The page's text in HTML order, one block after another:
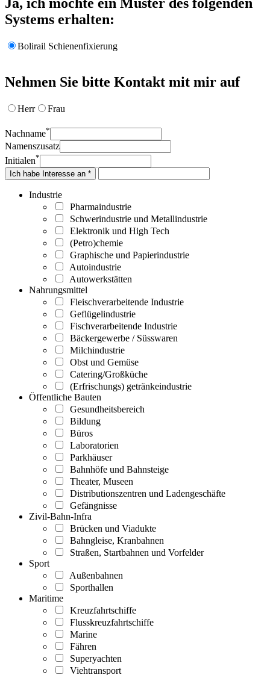
Systems erhalten:
Bolirail Schienenfixierung
Nehmen Sie bitte Kontakt mit mir auf
Herr Frau
Nachname*
Namenszusatz
Initialen*
Ich habe Interesse an *
Industrie
Pharmaindustrie
Schwerindustrie und Metallindustrie
Elektronik und High Tech
(Petro)chemie
Graphische und Papierindustrie
Autoindustrie
Autowerkstätten
Nahrungsmittel
Fleischverarbeitende Industrie
Geflügelindustrie
Fischverarbeitende Industrie
Bäckergewerbe / Süsswaren
Milchindustrie
Obst und Gemüse
Catering/Großküche
(Erfrischungs) getränkeindustrie
Öffentliche Bauten
Gesundheitsbereich
Bildung
Büros
Laboratorien
Parkhäuser
Bahnhöfe und Bahnsteige
Theater, Museen
Distributionszentren und Ladengeschäfte
Gefängnisse
Zivil-Bahn-Infra
Brücken und Viadukte
Bahngleise, Kranbahnen
Straßen, Startbahnen und Vorfelder
Sport
Außenbahnen
Sporthallen
Maritime
Kreuzfahrtschiffe
Flusskreuzfahrtschiffe
Marine
Fähren
Superyachten
Viehtransport